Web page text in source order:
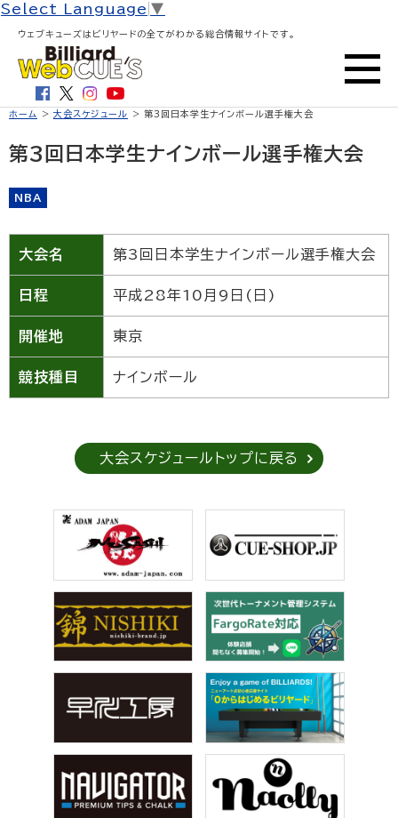
Select Language ▼
ウェブキューズはビリヤードの全てがわかる総合情報サイトです。
ホーム > 大会スケジュール > 第3回日本学生ナインボール選手権大会
第3回日本学生ナインボール選手権大会
NBA
大会名 第3回日本学生ナインボール選手権大会
日程 平成28年10月9日(日)
開催地 東京
競技種目 ナインボール
大会スケジュールトップに戻る